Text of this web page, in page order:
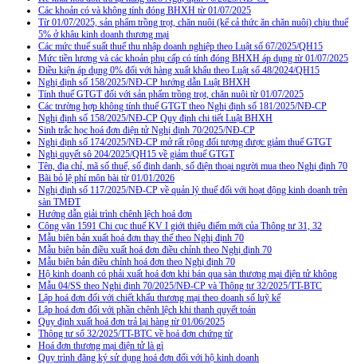
Các khoản có và không tính đóng BHXH từ 01/07/2025
Từ 01/07/2025, sản phẩm trồng trọt, chăn nuôi (kể cả thức ăn chăn nuôi) chịu thuế
5% ở khâu kinh doanh thương mại
Các mức thuế suất thuế thu nhập doanh nghiệp theo Luật số 67/2025/QH15
Mức tiền lương và các khoản phụ cấp có tính đóng BHXH áp dụng từ 01/07/2025
Điều kiện áp dụng 0% đối với hàng xuất khẩu theo Luật số 48/2024/QH15
Nghị định số 158/2025/NĐ-CP hướng dẫn Luật BHXH
Tính thuế GTGT đối với sản phẩm trồng trọt, chăn nuôi từ 01/07/2025
Các trường hợp không tính thuế GTGT theo Nghị định số 181/2025/NĐ-CP
Nghị định số 158/2025/NĐ-CP Quy định chi tiết Luật BHXH
Sinh trắc học hoá đơn điện tử Nghị định 70/2025/NĐ-CP
Nghị định số 174/2025/NĐ-CP mở rất rộng đối tượng được giảm thuế GTGT
Nghị quyết sô 204/2025/QH15 về giảm thuế GTGT
Tên, địa chỉ, mã số thuế, số định danh, số điện thoại người mua theo Nghị định 70
Bãi bỏ lệ phí môn bài từ 01/01/2026
Nghị định số 117/2025/NĐ-CP về quản lý thuế đối với hoạt động kinh doanh trên
sàn TMĐT
Hướng dẫn giải trình chênh lệch hoá đơn
Công văn 1591 Chi cục thuế KV I giới thiệu điểm mới của Thông tư 31, 32
Mẫu biên bản xuất hoá đơn thay thế theo Nghị định 70
Mẫu biên bản điều xuất hoá đơn điều chỉnh theo Nghị định 70
Mẫu biên bản điều chỉnh hoá đơn theo Nghị định 70
Hộ kinh doanh có phải xuất hoá đơn khi bán qua sàn thương mại điện tử không
Mẫu 04/SS theo Nghi định 70/2025/NĐ-CP và Thông tư 32/2025/TT-BTC
Lập hoá đơn đối với chiết khấu thương mại theo doanh số luỹ kế
Lập hoá đơn đối với phần chênh lệch khi thanh quyết toán
Quy định xuất hoá đơn trả lại hàng từ 01/06/2025
Thông tư số 32/2025/TT-BTC về hoá đơn chứng từ
Hoá đơn thương mại điện tử là gì
Quy trình đăng ký sử dụng hoá đơn đối với hộ kinh doanh